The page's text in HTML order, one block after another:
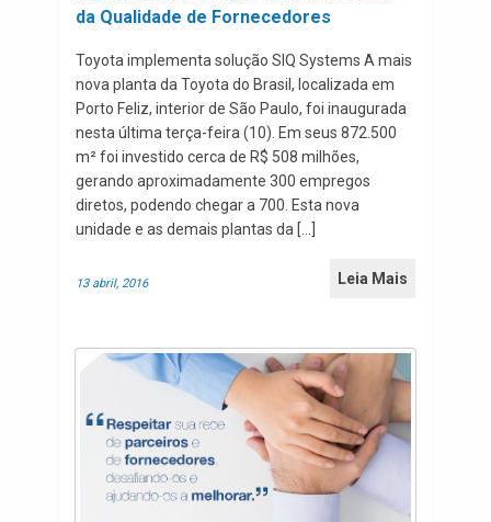
da Qualidade de Fornecedores
Toyota implementa solução SIQ Systems A mais
nova planta da Toyota do Brasil, localizada em
Porto Feliz, interior de São Paulo, foi inaugurada
nesta última terça-feira (10). Em seus 872.500
m² foi investido cerca de R$ 508 milhões,
gerando aproximadamente 300 empregos
diretos, podendo chegar a 700. Esta nova
unidade e as demais plantas da […]
13 abril, 2016 Leia Mais